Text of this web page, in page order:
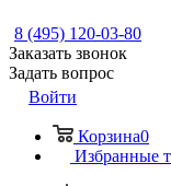
8 (495) 120-03-80
Заказать звонок
Задать вопрос
Войти
Корзина0
Избранные